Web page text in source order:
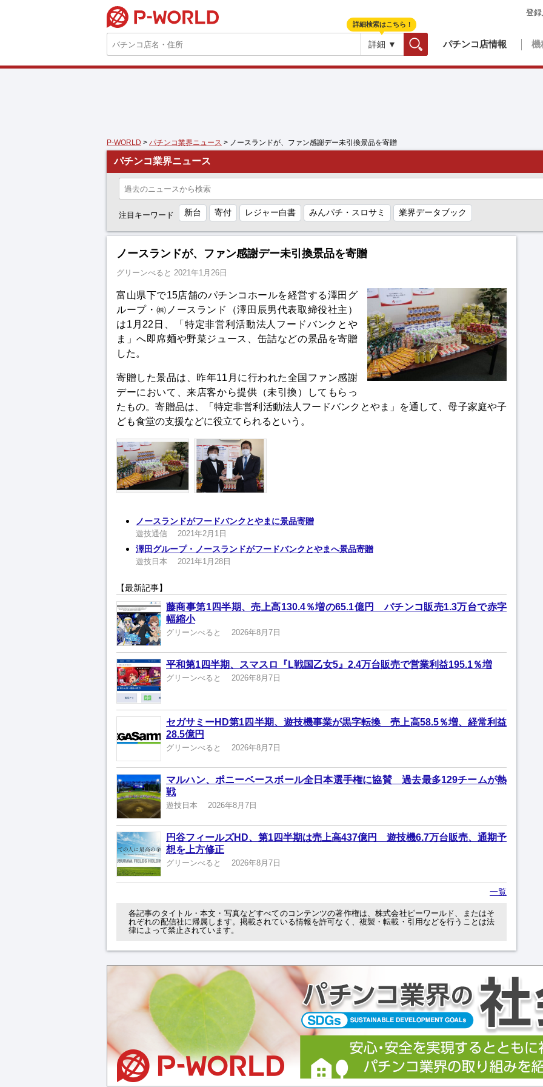
詳細 ▼ パチンコ店情報 機
登
詳細検索はこちら！
P-WORLD > パチンコ業界ニュース > ノースランドが、ファン感謝デー未引換景品を寄贈
パチンコ業界ニュース
注目キーワード 新台 寄付 レジャー白書 みんパチ・スロサミ 業界データブック
ノースランドが、ファン感謝デー未引換景品を寄贈
グリーンべると 2021年1月26日
富山県下で15店舗のパチンコホールを経営する澤田グ
ループ・㈱ノースランド（澤田辰男代表取締役社主）
は1月22日、「特定非営利活動法人フードバンクとや
ま」へ即席麺や野菜ジュース、缶詰などの景品を寄贈
した。
寄贈した景品は、昨年11月に行われた全国ファン感謝
デーにおいて、来店客から提供（未引換）してもらっ
たもの。寄贈品は、「特定非営利活動法人フードバンクとやま」を通して、母子家庭や子
ども食堂の支援などに役立てられるという。
ノースランドがフードバンクとやまに景品寄贈
遊技通信 2021年2月1日
澤田グループ・ノースランドがフードバンクとやまへ景品寄贈
遊技日本 2021年1月28日
【最新記事】
藤商事第1四半期、売上高130.4％増の65.1億円 パチンコ販売1.3万台で赤字
幅縮小
グリーンべると 2026年8月7日
平和第1四半期、スマスロ『L戦国乙女5』2.4万台販売で営業利益195.1％増
グリーンべると 2026年8月7日
セガサミーHD第1四半期、遊技機事業が黒字転換 売上高58.5％増、経常利益
28.5億円
グリーンべると 2026年8月7日
マルハン、ポニーベースボール全日本選手権に協賛 過去最多129チームが熱
戦
遊技日本 2026年8月7日
円谷フィールズHD、第1四半期は売上高437億円 遊技機6.7万台販売、通期予
想を上方修正
グリーンべると 2026年8月7日
一覧
各記事のタイトル・本文・写真などすべてのコンテンツの著作権は、株式会社ピーワールド、またはそ
れぞれの配信社に帰属します。掲載されている情報を許可なく、複製・転載・引用などを行うことは法
律によって禁止されています。